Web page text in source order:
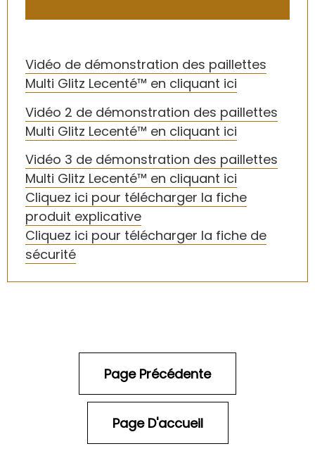
Vidéo de démonstration des paillettes
Multi Glitz Lecenté™ en cliquant ici
Vidéo 2 de démonstration des paillettes
Multi Glitz Lecenté™ en cliquant ici
Vidéo 3 de démonstration des paillettes
Multi Glitz Lecenté™ en cliquant ici
Cliquez ici pour télécharger la fiche
produit explicative
Cliquez ici pour télécharger la fiche de
sécurité